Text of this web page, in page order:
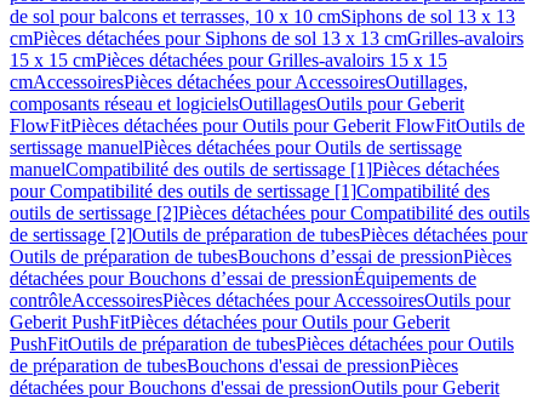
de sol pour balcons et terrasses, 10 x 10 cmSiphons de sol 13 x 13
cmPièces détachées pour Siphons de sol 13 x 13 cmGrilles-avaloirs
15 x 15 cmPièces détachées pour Grilles-avaloirs 15 x 15
cmAccessoiresPièces détachées pour AccessoiresOutillages,
composants réseau et logicielsOutillagesOutils pour Geberit
FlowFitPièces détachées pour Outils pour Geberit FlowFitOutils de
sertissage manuelPièces détachées pour Outils de sertissage
manuelCompatibilité des outils de sertissage [1]Pièces détachées
pour Compatibilité des outils de sertissage [1]Compatibilité des
outils de sertissage [2]Pièces détachées pour Compatibilité des outils
de sertissage [2]Outils de préparation de tubesPièces détachées pour
Outils de préparation de tubesBouchons d’essai de pressionPièces
détachées pour Bouchons d’essai de pressionÉquipements de
contrôleAccessoiresPièces détachées pour AccessoiresOutils pour
Geberit PushFitPièces détachées pour Outils pour Geberit
PushFitOutils de préparation de tubesPièces détachées pour Outils
de préparation de tubesBouchons d'essai de pressionPièces
détachées pour Bouchons d'essai de pressionOutils pour Geberit